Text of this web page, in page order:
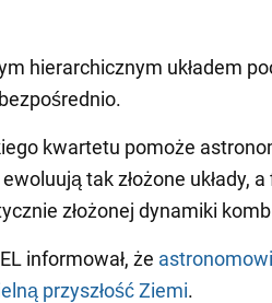
hierarchicznym układem
kwartetu pomoże
tak złożone układy,
złożonej dynamiki
informował, że
przyszłość Ziemi.